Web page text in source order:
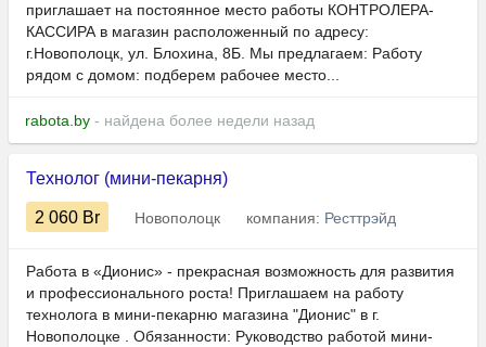
приглашает на постоянное место работы КОНТРОЛЕРА-
КАССИРА в магазин расположенный по адресу:
г.Новополоцк, ул. Блохина, 8Б. Мы предлагаем: Работу
рядом с домом: подберем рабочее место...
rabota.by - найдена более недели назад
Технолог (мини-пекарня)
2 060 Br Новополоцк компания: Ресттрэйд
Работа в «Дионис» - прекрасная возможность для развития
и профессионального роста! Приглашаем на работу
технолога в мини-пекарню магазина "Дионис" в г.
Новополоцке . Обязанности: Руководство работой мини-